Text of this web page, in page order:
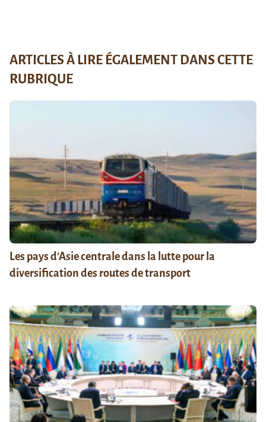
ARTICLES À LIRE ÉGALEMENT DANS CETTE
RUBRIQUE
Les pays d’Asie centrale dans la lutte pour la
diversification des routes de transport